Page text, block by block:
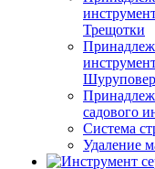
Трещотки
садового
Система
Удаление